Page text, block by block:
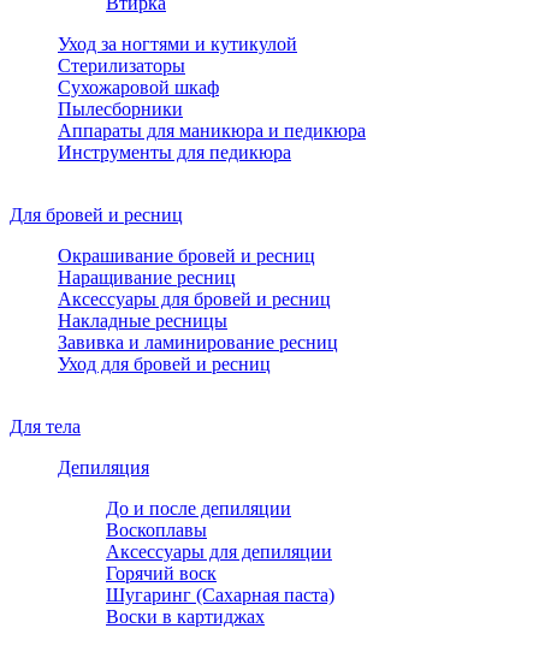
Уход за ногтями и кутикулой
Стерилизаторы
Сухожаровой шкаф
Пылесборники
Аппараты для маникюра и педикюра
Инструменты для педикюра
Для бровей и ресниц
Окрашивание бровей и ресниц
Наращивание ресниц
Аксессуары для бровей и ресниц
Накладные ресницы
Завивка и ламинирование ресниц
Уход для бровей и ресниц
Для тела
Депиляция
До и после депиляции
Воскоплавы
Аксессуары для депиляции
Горячий воск
Шугаринг (Сахарная паста)
Воски в картиджах